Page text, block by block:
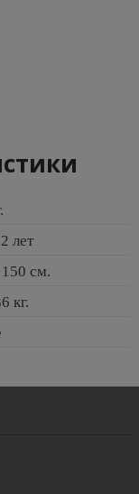
лет
см.
кг.